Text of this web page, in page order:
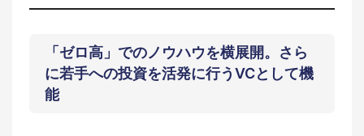
「ゼロ高」でのノウハウを横展開。さら
に若手への投資を活発に行うVCとして機
能